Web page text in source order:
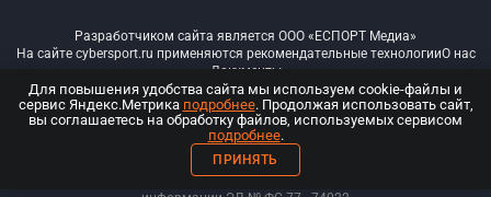
Разработчиком сайта является ООО «ЕСПОРТ Медиа»
На сайте cybersport.ru применяются рекомендательные технологииО нас
Документы
© ООО «Киберспорт.ру» — Все права защищены
18+
ООО «Киберспорт.ру». Свидетельство о регистрации средств массовой
Для повышения удобства сайта мы используем cookie-файлы и
сервис Яндекс.Метрика подробнее. Продолжая использовать сайт,
вы соглашаетесь на обработку файлов, используемых сервисом
подробнее.
ПРИНЯТЬ